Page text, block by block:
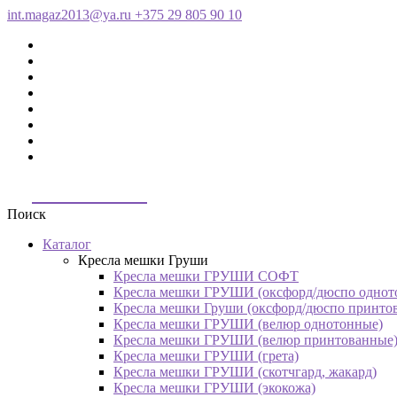
int.magaz2013@ya.ru +375 29 805 90 10
Поиск
Каталог
Кресла мешки Груши
Кресла мешки ГРУШИ СОФТ
Кресла мешки ГРУШИ (оксфорд/дюспо
Кресла мешки Груши (оксфорд/дюспо
Кресла мешки ГРУШИ (велюр однотонные)
Кресла мешки ГРУШИ (велюр принтованные)
Кресла мешки ГРУШИ (грета)
Кресла мешки ГРУШИ (скотчгард, жакард)
Кресла мешки ГРУШИ (экокожа)